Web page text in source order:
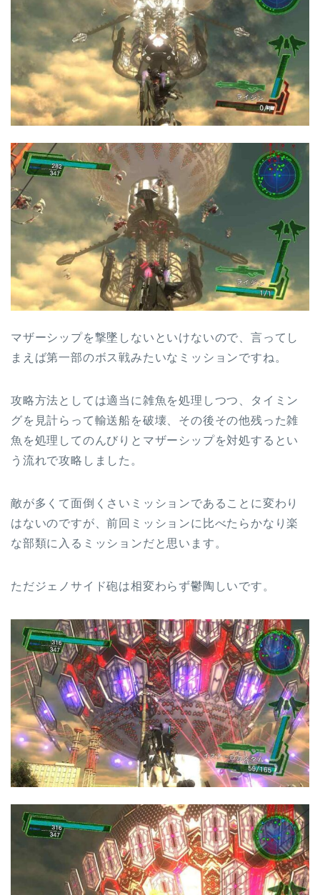
マザーシップを撃墜しないといけないので、言ってし
まえば第一部のボス戦みたいなミッションですね。
攻略方法としては適当に雑魚を処理しつつ、タイミン
グを見計らって輸送船を破壊、その後その他残った雑
魚を処理してのんびりとマザーシップを対処するとい
う流れで攻略しました。
敵が多くて面倒くさいミッションであることに変わり
はないのですが、前回ミッションに比べたらかなり楽
な部類に入るミッションだと思います。
ただジェノサイド砲は相変わらず鬱陶しいです。